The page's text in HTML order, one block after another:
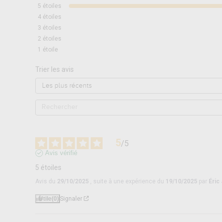
5 étoiles
4 étoiles
3 étoiles
2 étoiles
1 étoile
Trier les avis
5/5
Avis vérifié
5 étoiles
Avis du 29/10/2025 , suite à une expérience du 19/10/2025 par Éric
Utile(0) Signaler